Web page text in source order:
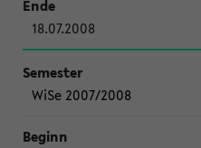
18.07.2008
WiSe 2007/2008